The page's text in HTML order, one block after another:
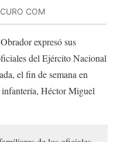
COM
expresó sus
del Ejército Nacional
el fin de semana en
Héctor Miguel